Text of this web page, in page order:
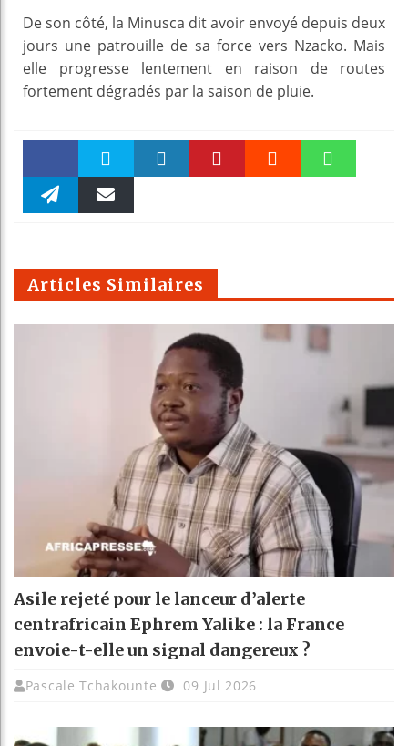
De son côté, la Minusca dit avoir envoyé depuis deux
jours une patrouille de sa force vers Nzacko. Mais
elle progresse lentement en raison de routes
fortement dégradés par la saison de pluie.
Faceboo Twitter
m
Articles Similaires
Asile rejeté pour le lanceur d’alerte
centrafricain Ephrem Yalike : la France
envoie-t-elle un signal dangereux ?
Pascale Tchakounte 09 Jul 2026